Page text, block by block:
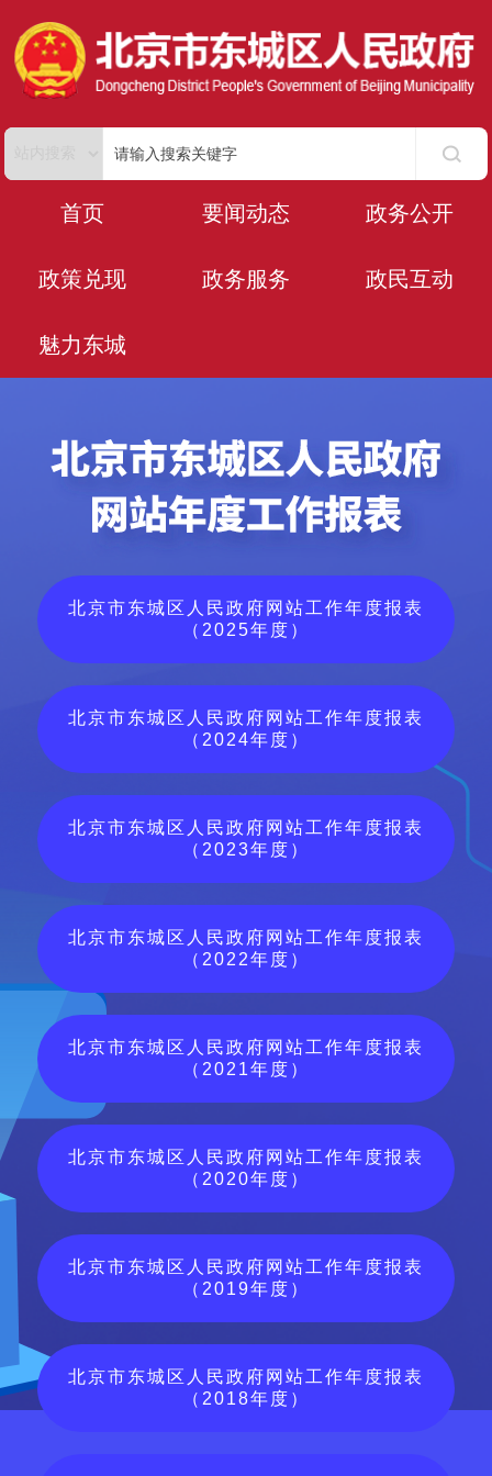
首页 要闻动态 政务公开
政策兑现 政务服务 政民互动
魅力东城
北京市东城区人民政府网站工作年度报表
（2025年度）
北京市东城区人民政府网站工作年度报表
（2024年度）
北京市东城区人民政府网站工作年度报表
（2023年度）
北京市东城区人民政府网站工作年度报表
（2022年度）
北京市东城区人民政府网站工作年度报表
（2021年度）
北京市东城区人民政府网站工作年度报表
（2020年度）
北京市东城区人民政府网站工作年度报表
（2019年度）
北京市东城区人民政府网站工作年度报表
（2018年度）